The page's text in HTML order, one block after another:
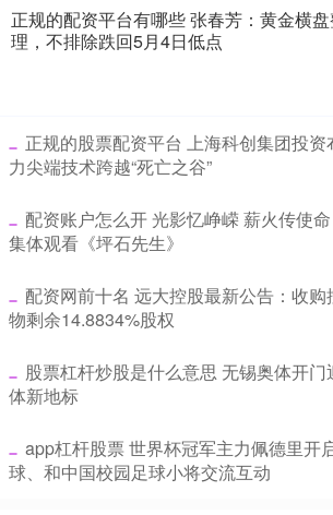
正规的配资平台有哪些 张春芳：黄金横
理，不排除跌回5月4日低点
正规的股票配资平台 上海科创集团投
力尖端技术跨越“死亡之谷”
配资账户怎么开 光影忆峥嵘 薪火传使
集体观看《坪石先生》
配资网前十名 远大控股最新公告：收
物剩余14.8834%股权
股票杠杆炒股是什么意思 无锡奥体开
体新地标
​app杠杆股票 世界杯冠军主力佩德里开
球、和中国校园足球小将交流互动